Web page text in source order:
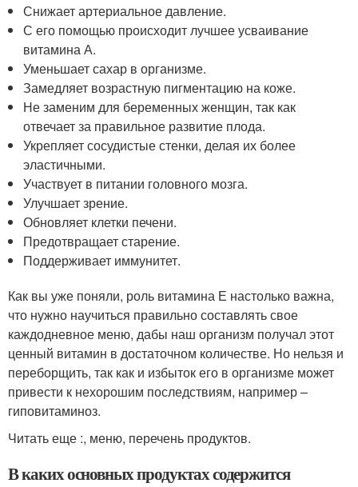
Снижает артериальное давление.
С его помощью происходит лучшее усваивание
витамина А.
Уменьшает сахар в организме.
Замедляет возрастную пигментацию на коже.
Не заменим для беременных женщин, так как
отвечает за правильное развитие плода.
Укрепляет сосудистые стенки, делая их более
эластичными.
Участвует в питании головного мозга.
Улучшает зрение.
Обновляет клетки печени.
Предотвращает старение.
Поддерживает иммунитет.
Как вы уже поняли, роль витамина Е настолько важна,
что нужно научиться правильно составлять свое
каждодневное меню, дабы наш организм получал этот
ценный витамин в достаточном количестве. Но нельзя и
переборщить, так как и избыток его в организме может
привести к нехорошим последствиям, например –
гиповитаминоз.
Читать еще :, меню, перечень продуктов.
В каких основных продуктах содержится